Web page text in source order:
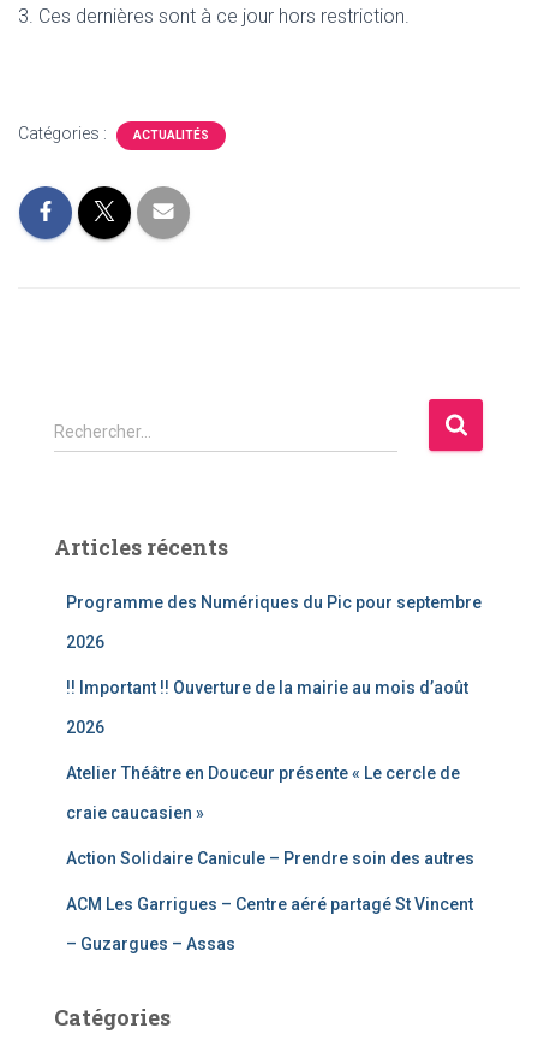
3. Ces dernières sont à ce jour hors restriction.
Catégories : ACTUALITÉS
R
e
r
Rechercher…
Articles récents
Programme des Numériques du Pic pour septembre
2026
!! Important !! Ouverture de la mairie au mois d’août
2026
Atelier Théâtre en Douceur présente « Le cercle de
craie caucasien »
Action Solidaire Canicule – Prendre soin des autres
ACM Les Garrigues – Centre aéré partagé St Vincent
– Guzargues – Assas
Catégories